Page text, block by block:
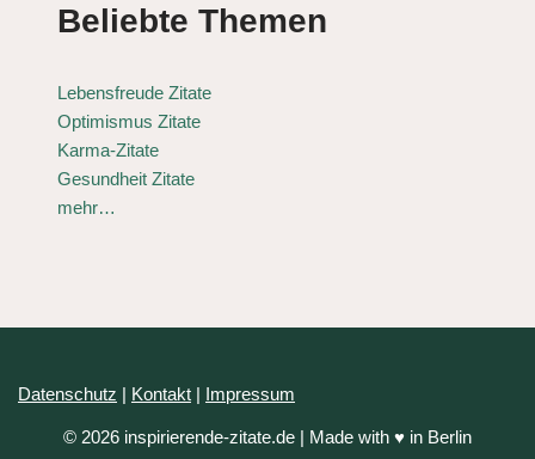
Beliebte Themen
Lebensfreude Zitate
Optimismus Zitate
Karma-Zitate
Gesundheit Zitate
mehr…
Datenschutz | Kontakt | Impressum
© 2026 inspirierende-zitate.de | Made with ♥ in Berlin